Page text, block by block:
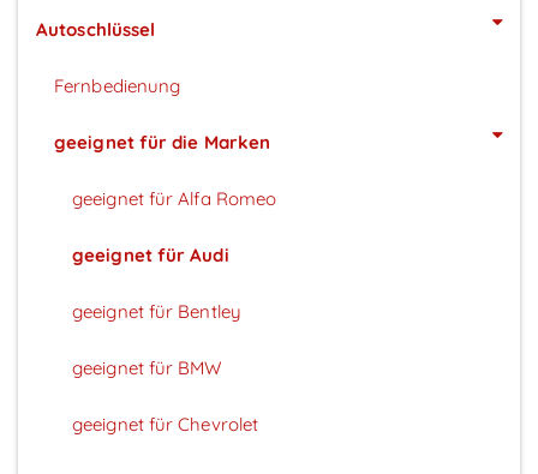
Autoschlüssel
Fernbedienung
geeignet für die Marken
geeignet für Alfa Romeo
geeignet für Audi
geeignet für Bentley
geeignet für BMW
geeignet für Chevrolet